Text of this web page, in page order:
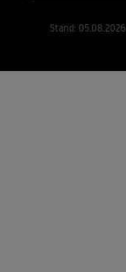
Stand: 05.08.2026